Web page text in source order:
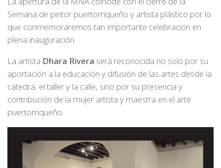
Semana de pintor puertorriqueño y artista plástico por lo
que conmemoraremos tan importante celebración en
plena inauguración.
La artista Dhara Rivera será reconocida no solo por su
aportación a la educación y difusión de las artes desde la
cátedra, el taller y la calle, sino por su presencia y
contribución de la mujer artista y maestra en el arte
puertorriqueño.